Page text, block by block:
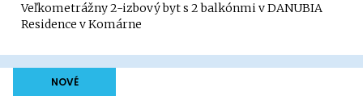
Veľkometrážny 2-izbový byt s 2 balkónmi v DANUBIA
Residence v Komárne
NOVÉ